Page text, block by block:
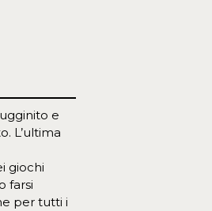
e
L’ultima
giochi
farsi
per tutti i